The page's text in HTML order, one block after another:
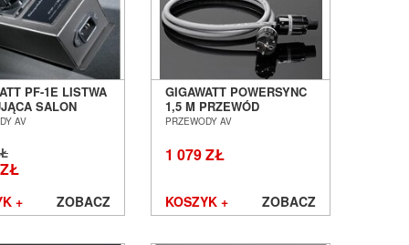
brzmienia, zapewniając tło absolutnej ciszy, z
GigaWatt
bez kompresji dynamiki. Stosowane
PF-1E LISTWA
SALON
WROCŁAW
AV
+ ZOBACZ
GIGAWATT POWERSYNC
1,5 M PRZEWÓD
ZASILAJĄCY SALON
PRZEWODY AV
1 079 ZŁ
KOSZYK + ZOBACZ